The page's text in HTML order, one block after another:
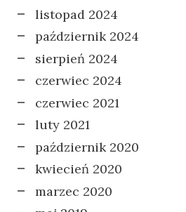
listopad 2024
październik 2024
sierpień 2024
czerwiec 2024
czerwiec 2021
luty 2021
październik 2020
kwiecień 2020
marzec 2020